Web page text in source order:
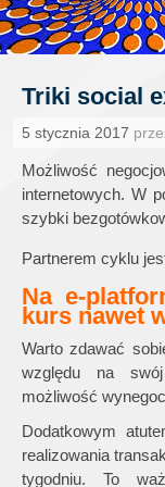
Triki social
5 stycznia 2017
Możliwość
internetowych. W
szybki
Partnerem cyklu
Na e-
kurs nawet
Warto zdawać
względu na
możliwość
Dodatkowym
realizowania
tygodniu. To